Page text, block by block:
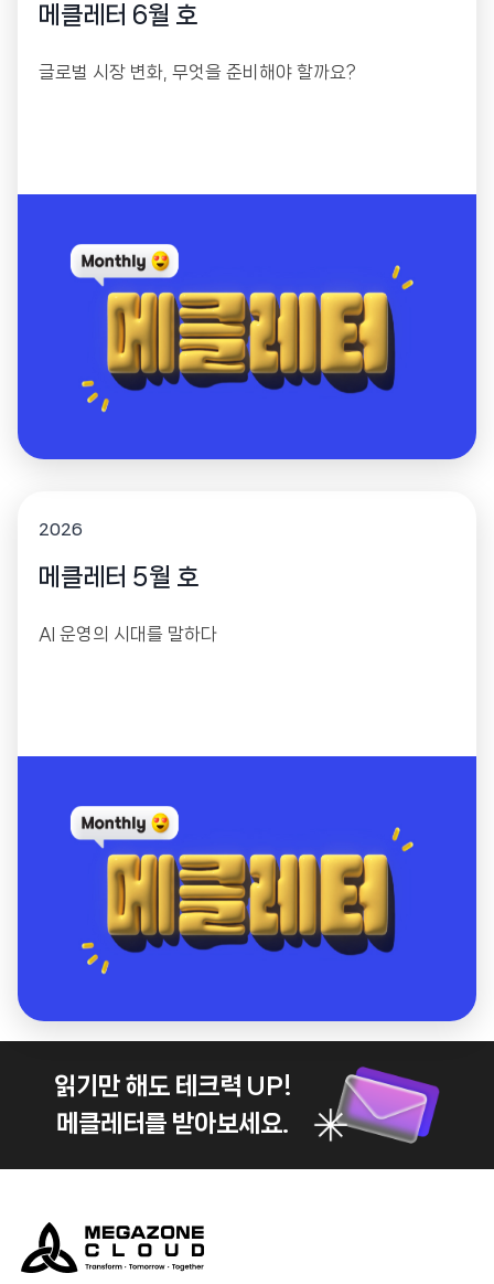
메클레터 6월 호
글로벌 시장 변화, 무엇을 준비해야 할까요?
2026
메클레터 5월 호
AI 운영의 시대를 말하다
읽기만 해도 테크력 UP!
메클레터를 받아보세요.